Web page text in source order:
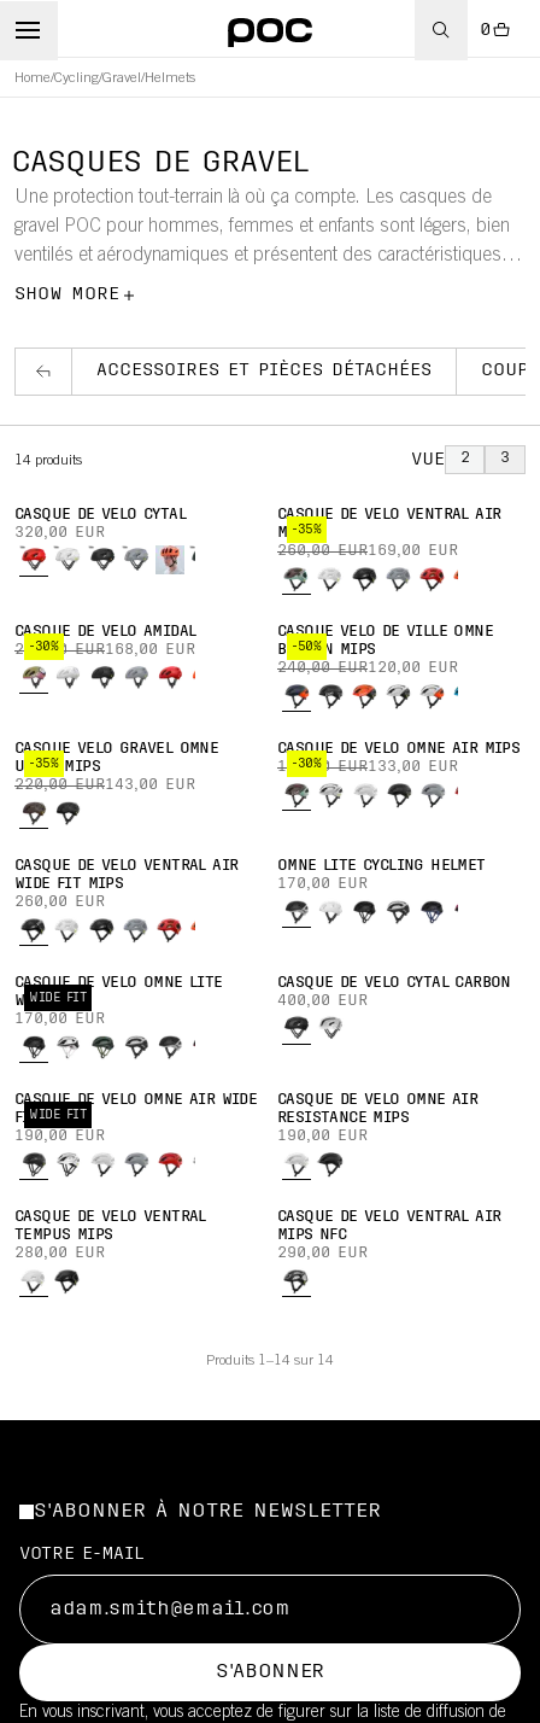
0
Home/Cycling/Gravel /Helmets
CASQUES DE GRAVEL
Une protection tout-terrain là où ça compte. Les casques de
gravel POC pour hommes, femmes et enfants sont légers, bien
ventilés et aérodynamiques et présentent des caractéristiques
telles que le système de sécurité Mips et le système
SHOW MORE
ACCESSOIRES ET PIÈCES DÉTACHÉES
14 produits VUE 2 3
CASQUE DE VÉLO CYTAL
320,00 EUR
-35%
CASQUE DE VÉLO VENTRAL AIR
MIPS
260,00 EUR169,00 EUR
-30%
CASQUE DE VÉLO AMIDAL
240,00 EUR168,00 EUR -50%
CASQUE VÉLO DE VILLE OMNE
BEACON MIPS
240,00 EUR120,00 EUR
-35%
CASQUE VÉLO GRAVEL OMNE
ULTRA MIPS
220,00 EUR143,00 EUR
-30%
CASQUE DE VÉLO OMNE AIR MIPS
190,00 EUR133,00 EUR
CASQUE DE VÉLO VENTRAL AIR
WIDE FIT MIPS
260,00 EUR
OMNE LITE CYCLING HELMET
170,00 EUR
WIDE FIT
CASQUE DE VÉLO OMNE LITE
WIDE FIT
170,00 EUR
CASQUE DE VÉLO CYTAL CARBON
400,00 EUR
WIDE FIT
CASQUE DE VÉLO OMNE AIR WIDE
FIT MIPS
190,00 EUR
CASQUE DE VÉLO OMNE AIR
RESISTANCE MIPS
190,00 EUR
CASQUE DE VÉLO VENTRAL
TEMPUS MIPS
280,00 EUR
CASQUE DE VÉLO VENTRAL AIR
MIPS NFC
290,00 EUR
Produits 1–14 sur 14
S'ABONNER À NOTRE NEWSLETTER
VOTRE E-MAIL
S'ABONNER
En vous inscrivant, vous acceptez de figurer sur la liste de diffusion de